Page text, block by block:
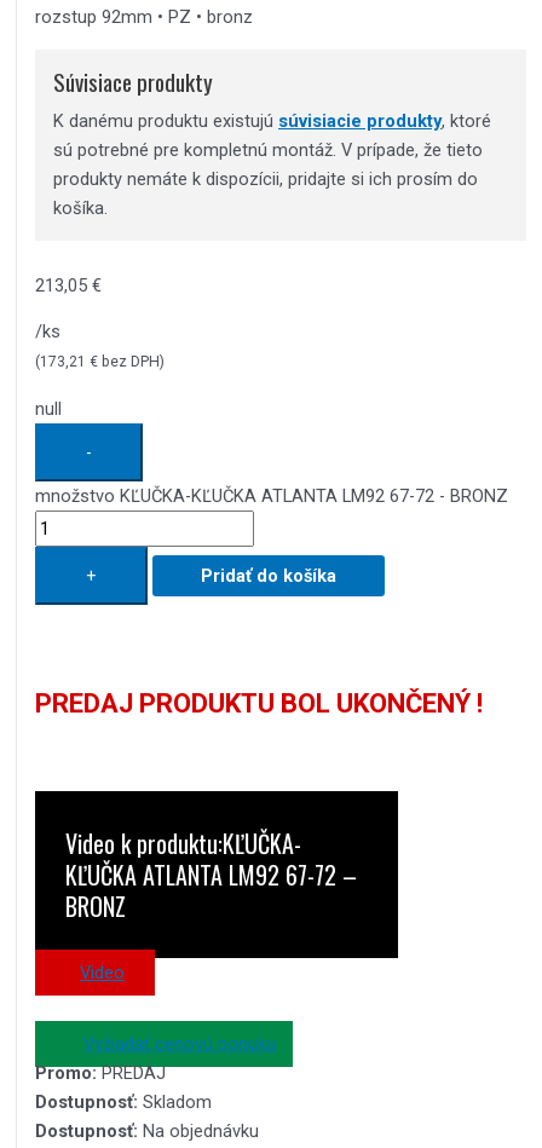
rozstup 92mm • PZ • bronz
Súvisiace produkty
K danému produktu existujú súvisiacie produkty, ktoré
sú potrebné pre kompletnú montáž. V prípade, že tieto
produkty nemáte k dispozícii, pridajte si ich prosím do
košíka.
213,05 €
/ks
(173,21 € bez DPH)
null
-
množstvo KĽUČKA-KĽUČKA ATLANTA LM92 67-72 - BRONZ
+ Pridať do košíka
PREDAJ PRODUKTU BOL UKONČENÝ !
Video k produktu:KĽUČKA-
KĽUČKA ATLANTA LM92 67-72 –
BRONZ
Video
Vyžiadať cenovú ponuku
Promo:PREDAJ
Dostupnosť: Skladom
Dostupnosť: Na objednávku